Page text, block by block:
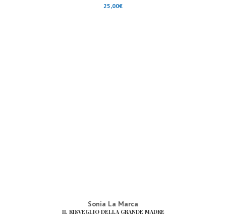
25,00€
Sonia La Marca
IL RISVEGLIO DELLA GRANDE MADRE